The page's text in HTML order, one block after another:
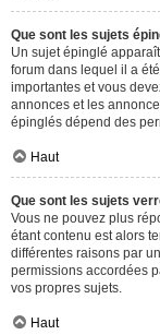
Que sont les sujets
Un sujet épinglé
forum dans lequel il a
importantes et vous
annonces et les
épinglés dépend des
Haut
Que sont les sujets
Vous ne pouvez plus
étant contenu est alors
différentes raisons par
permissions accordées
vos propres sujets.
Haut